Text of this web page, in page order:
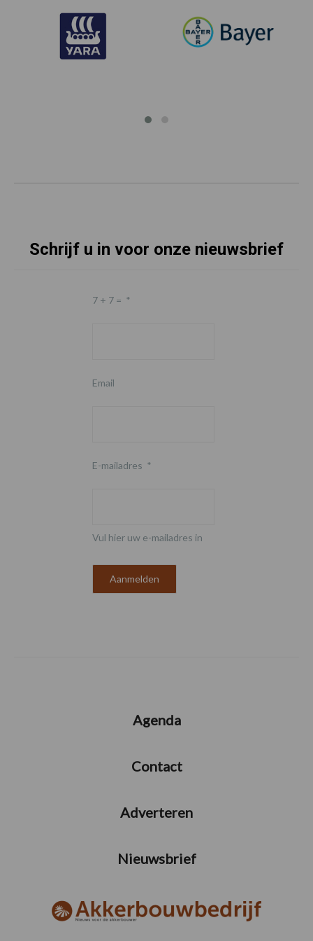
Schrijf u in voor onze nieuwsbrief
7 + 7 = *
Email
E-mailadres *
Vul hier uw e-mailadres in
Agenda
Contact
Adverteren
Nieuwsbrief